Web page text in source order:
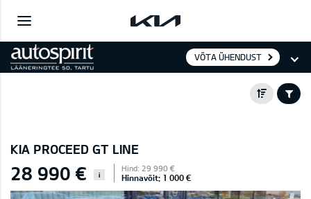
VÕTA ÜHENDUST
KIA PROCEED GT LINE
28 990 € i
Hind: 29 990 €
Hinnavõit: 1 000 €